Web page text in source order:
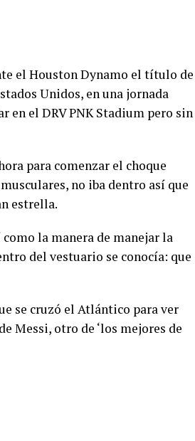
el Houston Dynamo el título de
Unidos, en una jornada
en el DRV PNK Stadium pero sin
para comenzar el choque
no iba dentro así que
estrella.
la manera de manejar la
del vestuario se conocía: que
se cruzó el Atlántico para ver
Messi, otro de ‘los mejores de